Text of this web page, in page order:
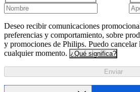
Deseo recibir comunicaciones
preferencias y comportamiento, sobre
y promociones de Philips. Puedo cancelar
cualquier momento. ¿Qué significa?
Enviar